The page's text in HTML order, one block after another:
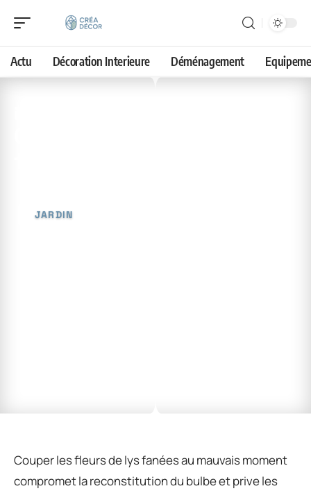
Actu Décoration Interieure Déménagement
JARDIN
Couper les fleurs de lys fanées au mauvais moment
compromet la reconstitution du bulbe et prive les